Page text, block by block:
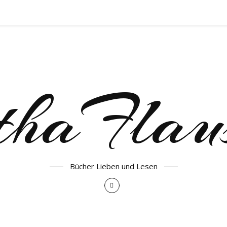
Bücher Lieben und Lesen